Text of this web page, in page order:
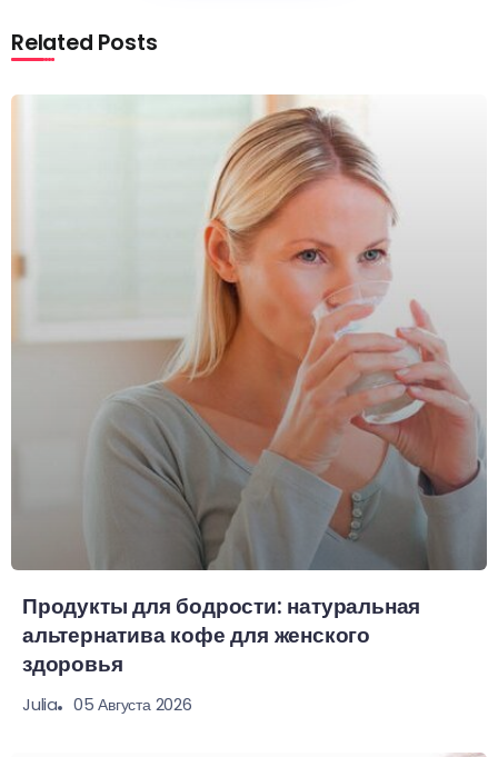
Related Posts
Продукты для бодрости: натуральная
альтернатива кофе для женского
здоровья
Julia 05 Августа 2026